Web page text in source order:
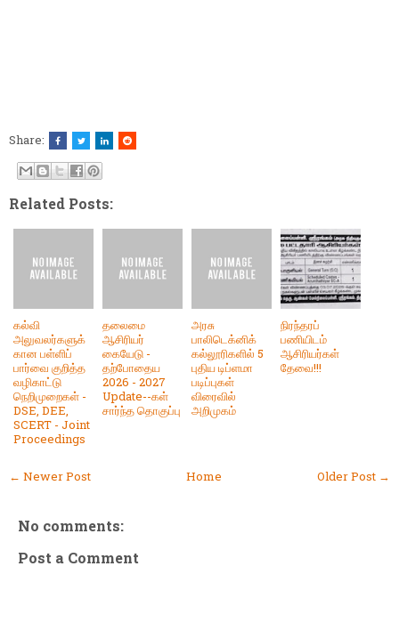
Share:
Related Posts:
கல்வி
அலுவலர்களுக்
கான பள்ளிப்
பார்வை குறித்த
வழிகாட்டு
நெறிமுறைகள் -
DSE, DEE,
SCERT - Joint
Proceedings
தலைமை
ஆசிரியர்
கையேடு -
தற்போதைய
2026 - 2027
Update--கள்
சார்ந்த தொகுப்பு
அரசு
பாலிடெக்னிக்
கல்லூரிகளில் 5
புதிய டிப்ளமா
படிப்புகள்
விரைவில்
அறிமுகம்
நிரந்தரப்
பணியிடம்
ஆசிரியர்கள்
தேவை!!!
← Newer Post Older Post →
Home
No comments:
Post a Comment